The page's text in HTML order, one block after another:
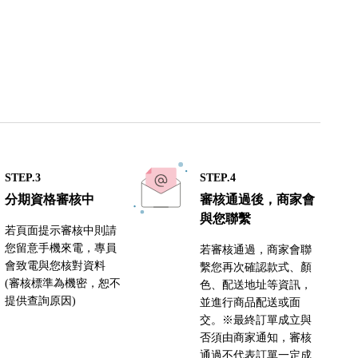
STEP.3
分期資格審核中
若頁面提示審核中則請
您留意手機來電，專員
會致電與您核對資料
(審核標準為機密，恕不
提供查詢原因)
STEP.4
審核通過後，商家會
與您聯繫
若審核通過，商家會聯
繫您再次確認款式、顏
色、配送地址等資訊，
並進行商品配送或面
交。※最終訂單成立與
否須由商家通知，審核
通過不代表訂單一定成